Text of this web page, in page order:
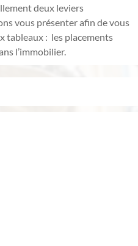
deux leviers
vous présenter afin de vous
tableaux : les placements
l’immobilier.